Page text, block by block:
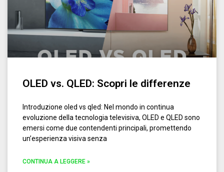
OLED vs. QLED: Scopri le differenze
Introduzione oled vs qled: Nel mondo in continua
evoluzione della tecnologia televisiva, OLED e QLED sono
emersi come due contendenti principali, promettendo
un’esperienza visiva senza
CONTINUA A LEGGERE »